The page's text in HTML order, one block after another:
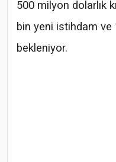
500 milyon dolarlık
bin yeni istihdam ve
bekleniyor.